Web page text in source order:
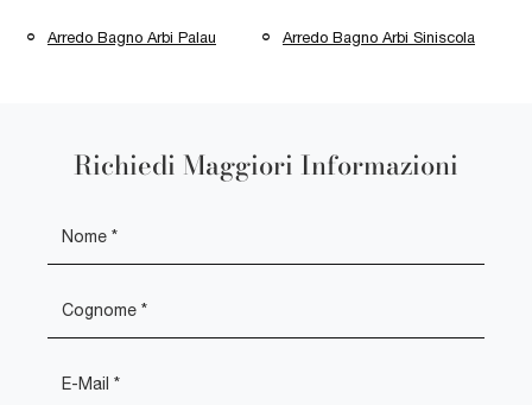
Arredo Bagno Arbi Palau Arredo Bagno Arbi Siniscola
Richiedi Maggiori Informazioni